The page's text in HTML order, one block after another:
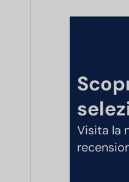
Visita la